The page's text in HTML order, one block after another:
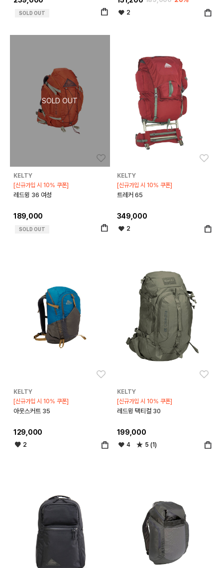
SOLD OUT 2
KELTY
[신규가입 시 10% 쿠폰]
레드윙 36 여성
189,000
SOLD OUT
KELTY
[신규가입 시 10% 쿠폰]
트레커 65
349,000
2
KELTY
[신규가입 시 10% 쿠폰]
아웃스커트 35
129,000
2
KELTY
[신규가입 시 10% 쿠폰]
레드윙 택티컬 30
199,000
4 5 (1)